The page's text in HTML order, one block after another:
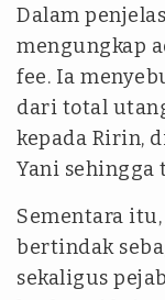
Dalam
mengungkap
fee. Ia
dari total
kepada Ririn,
Yani sehingga
Sementara
bertindak
sekaligus